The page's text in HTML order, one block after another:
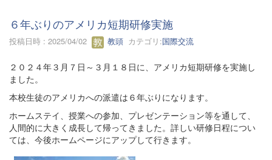
６年ぶりのアメリカ短期研修実施
投稿日時 : 2025/04/02 教頭 カテゴリ:国際交流
２０２４年３月７日～３月１８日に、アメリカ短期研修を実施し
ました。
本校生徒のアメリカへの派遣は６年ぶりになります。
ホームステイ、授業への参加、プレゼンテーション等を通して、
人間的に大きく成長して帰ってきました。詳しい研修日程につい
ては、今後ホームページにアップして行きます。